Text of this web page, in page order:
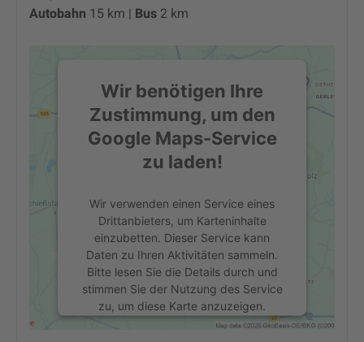
Autobahn 15 km | Bus 2 km
Wir benötigen Ihre
Zustimmung, um den
Google Maps-Service
zu laden!
Wir verwenden einen Service eines
Drittanbieters, um Karteninhalte
einzubetten. Dieser Service kann
Daten zu Ihren Aktivitäten sammeln.
Bitte lesen Sie die Details durch und
stimmen Sie der Nutzung des Service
zu, um diese Karte anzuzeigen.